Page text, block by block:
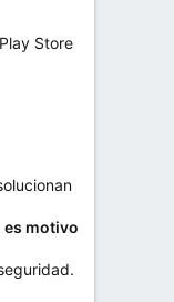
Store
es motivo